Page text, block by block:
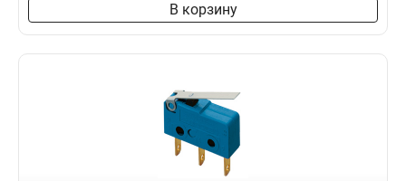
В корзину